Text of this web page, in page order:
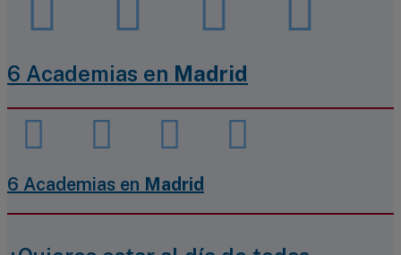
6 Academias en Madrid
6 Academias en Madrid